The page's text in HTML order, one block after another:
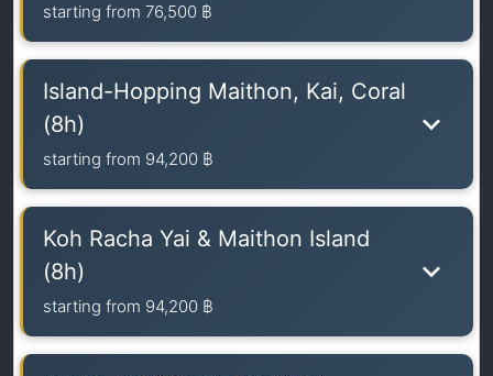
starting from 76,500 ฿
Island-Hopping Maithon, Kai, Coral
(8h)
starting from 94,200 ฿
Koh Racha Yai & Maithon Island
(8h)
starting from 94,200 ฿